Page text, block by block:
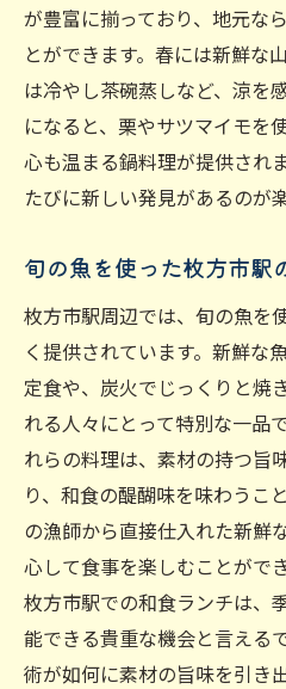
が豊富に揃っており、地元な
とができます。春には新鮮な
は冷やし茶碗蒸しなど、涼を
になると、栗やサツマイモを
心も温まる鍋料理が提供され
たびに新しい発見があるのが
旬の魚を使った枚方市駅
枚方市駅周辺では、旬の魚を
く提供されています。新鮮な
定食や、炭火でじっくりと焼
れる人々にとって特別な一品
れらの料理は、素材の持つ旨
り、和食の醍醐味を味わうこ
の漁師から直接仕入れた新鮮
心して食事を楽しむことがで
枚方市駅での和食ランチは、
能できる貴重な機会と言える
術が如何に素材の旨味を引き